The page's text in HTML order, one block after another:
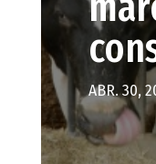
ABR. 30,